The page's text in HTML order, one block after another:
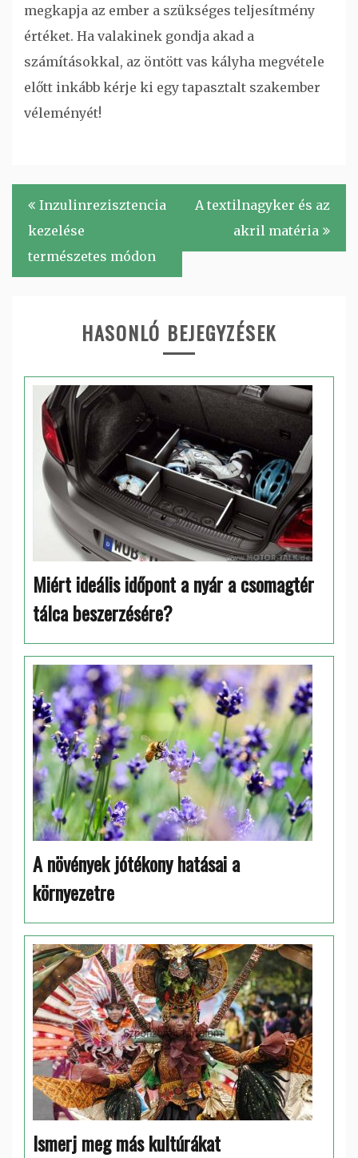
megkapja az ember a szükséges teljesítmény
értéket. Ha valakinek gondja akad a
számításokkal, az öntött vas kályha megvétele
előtt inkább kérje ki egy tapasztalt szakember
véleményét!
Bejegyzés
navigáció
Inzulinrezisztencia
kezelése
természetes módon
A textilnagyker és az
akril matéria
HASONLÓ BEJEGYZÉSEK
Miért ideális időpont a nyár a csomagtér
tálca beszerzésére?
A növények jótékony hatásai a
környezetre
Ismerj meg más kultúrákat